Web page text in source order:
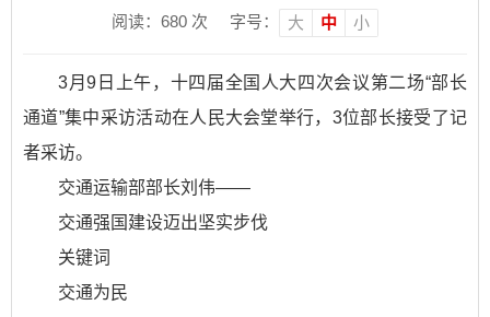
阅读： 680 次 字号： 大 中 小
3月9日上午，十四届全国人大四次会议第二场“部长
通道”集中采访活动在人民大会堂举行，3位部长接受了记
者采访。
交通运输部部长刘伟——
交通强国建设迈出坚实步伐
关键词
交通为民